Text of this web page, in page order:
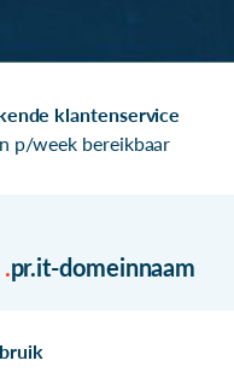
klantenservice
p/week bereikbaar
.pr.it-domeinnaam